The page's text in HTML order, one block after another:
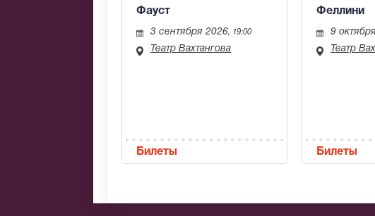
Фауст
3 сентября 2026, 19:00
Театр Вахтангова
Билеты
Феллини
9
Театр
Билеты